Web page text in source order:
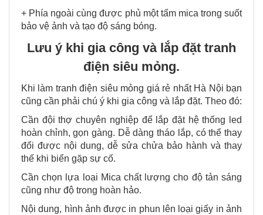
+ Phía ngoài cùng được phủ một tấm mica trong suốt
bảo vệ ảnh và tạo độ sáng bóng.
Lưu ý khi gia công và lắp đặt tranh
điện siêu mỏng.
Khi làm tranh điện siêu mỏng giá rẻ nhất Hà Nội bạn
cũng cần phải chú ý khi gia công và lắp đặt. Theo đó:
Cần đội thợ chuyên nghiệp để lắp đặt hệ thống led
hoàn chỉnh, gọn gàng. Dễ dàng tháo lắp, có thể thay
đổi được nội dung, dễ sửa chửa bảo hành và thay
thế khi biển gặp sự cố.
Cần chọn lựa loại Mica chất lượng cho độ tản sáng
cũng như độ trong hoàn hảo.
Nội dung, hình ảnh được in phun lên loại giấy in ảnh